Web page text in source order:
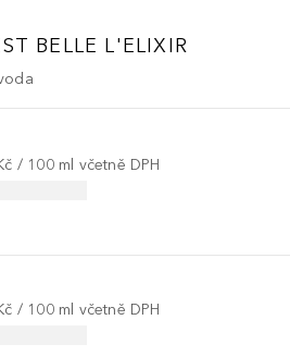
BELLE L'ELIXIR
/ 100 ml včetně DPH
/ 100 ml včetně DPH